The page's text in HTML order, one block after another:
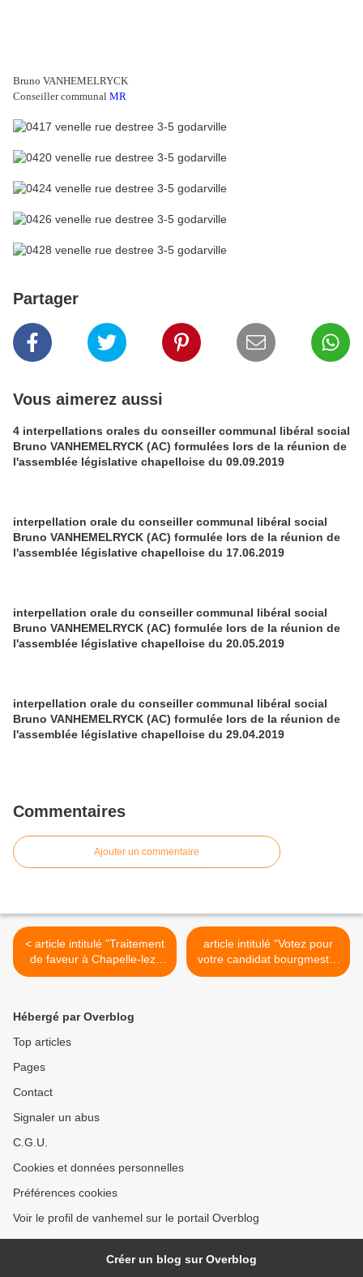
Bruno VANHEMELRYCK
Conseiller communal MR
Partager
Vous aimerez aussi
4 interpellations orales du conseiller communal libéral social
Bruno VANHEMELRYCK (AC) formulées lors de la réunion de
l'assemblée législative chapelloise du 09.09.2019
interpellation orale du conseiller communal libéral social
Bruno VANHEMELRYCK (AC) formulée lors de la réunion de
l'assemblée législative chapelloise du 17.06.2019
interpellation orale du conseiller communal libéral social
Bruno VANHEMELRYCK (AC) formulée lors de la réunion de
l'assemblée législative chapelloise du 20.05.2019
interpellation orale du conseiller communal libéral social
Bruno VANHEMELRYCK (AC) formulée lors de la réunion de
l'assemblée législative chapelloise du 29.04.2019
Commentaires
Ajouter un commentaire
< article intitulé "Traitement
de faveur à Chapelle-lez-
Herlaimont" paru dans le
mai 2011
article intitulé "Votez pour
votre candidat bourgmestre
de Chapelle-lez-Herlaimont"
Hébergé par Overblog
Top articles
Pages
Contact
Signaler un abus
C.G.U.
Cookies et données personnelles
Préférences cookies
Voir le profil de vanhemel sur le portail Overblog
Créer un blog sur Overblog